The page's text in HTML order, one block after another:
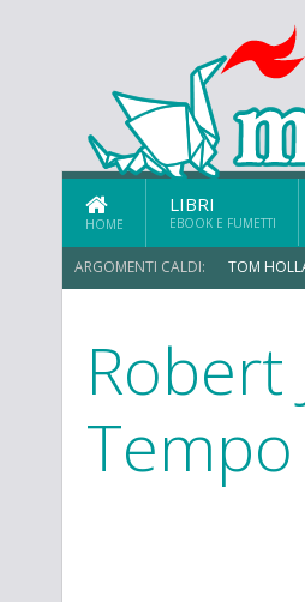
HOME
LIBRI
EBOOK E FUMETTI
ARGOMENTI CALDI: TOM
Robert
Tempo